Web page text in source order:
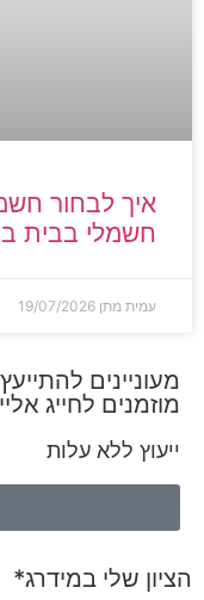
איך לבחור
חשמלי בבית
עמית מתן 19/07/2026
מעוניינים
מוזמנים לחייג אליי
ייעוץ ללא עלות
הציון שלי במידרג*